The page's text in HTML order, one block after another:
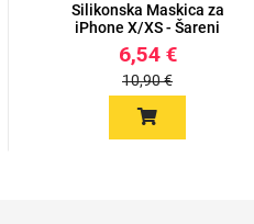
Silikonska Maskica za
iPhone X/XS - Šareni
mot...
6,54 €
10,90 €